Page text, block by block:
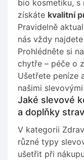
bio kosmetiku, s
získáte kvalitní
Pravidelně
nás vždy najdete
Prohlédněte si
chytře – péče o
Ušetřete peníze
našimi
Jaké slevové
a doplňky
V kategorii
různé typy
ušetřit při